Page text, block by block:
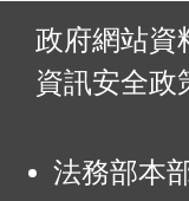
政府網站資
資訊安全政
法務部本